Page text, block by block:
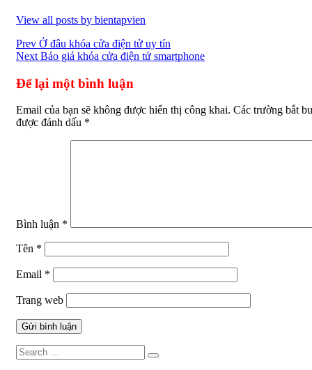
View all posts by bientapvien
Điều
hướng
bài
viết
Prev Ở đâu khóa cửa điện tử uy tín
Next Báo giá khóa cửa điện tử smartphone
Để lại một bình luận
Email của bạn sẽ không được hiển thị công khai. Các trường bắt
được đánh dấu *
Bình luận *
Tên *
Email *
Trang web
Search
for:
Search